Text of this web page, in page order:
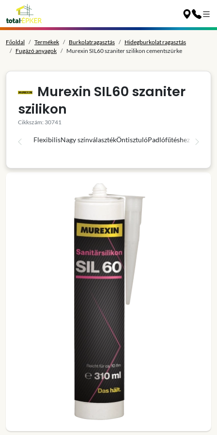
Főoldal Termékek Burkolatragasztás
Hidegburkolat ragasztás
Fugázó anyagok
Murexin SIL60 szaniter szilikon cementszürke
Murexin SIL60 szaniter
szilikon
Cikkszám: 30741
FlexibilisNagy színválasztékÖntisztulóPadlófűtéshez